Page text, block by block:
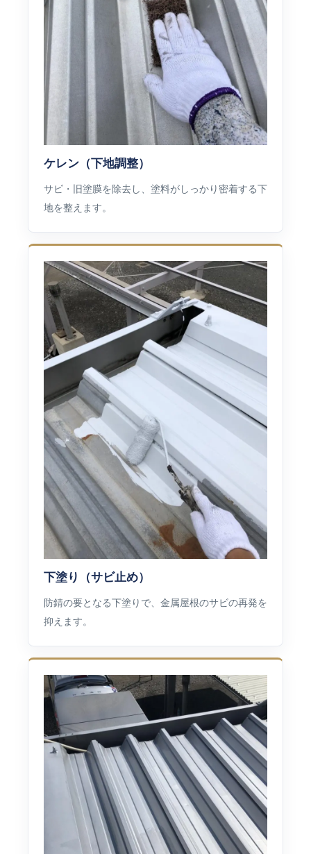
ケレン（下地調整）
サビ・旧塗膜を除去し、塗料がしっかり密着する下
地を整えます。
下塗り（サビ止め）
防錆の要となる下塗りで、金属屋根のサビの再発を
抑えます。